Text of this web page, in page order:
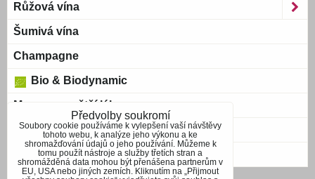
Růžová vína
Šumivá vína
Champagne
Bio & Biodynamic
Magnum a větší láhve
Bag-in-Box
Blue wine
Předvolby soukromí
Soubory cookie používáme k vylepšení vaší návštěvy
tohoto webu, k analýze jeho výkonu a ke
shromažďování údajů o jeho používání. Můžeme k
tomu použít nástroje a služby třetích stran a
shromážděná data mohou být přenášena partnerům v
EU, USA nebo jiných zemích. Kliknutím na „Přijmout